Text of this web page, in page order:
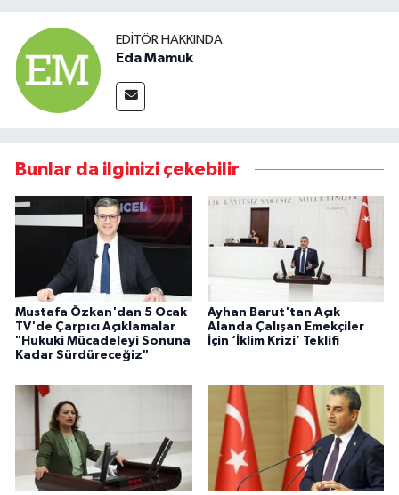
EDITÖR HAKKINDA
Eda Mamuk
Bunlar da ilginizi çekebilir
Mustafa Özkan'dan 5 Ocak
TV'de Çarpıcı Açıklamalar
"Hukuki Mücadeleyi Sonuna
Kadar Sürdüreceğiz"
Ayhan Barut'tan Açık
Alanda Çalışan Emekçiler
İçin ‘İklim Krizi’ Teklifi